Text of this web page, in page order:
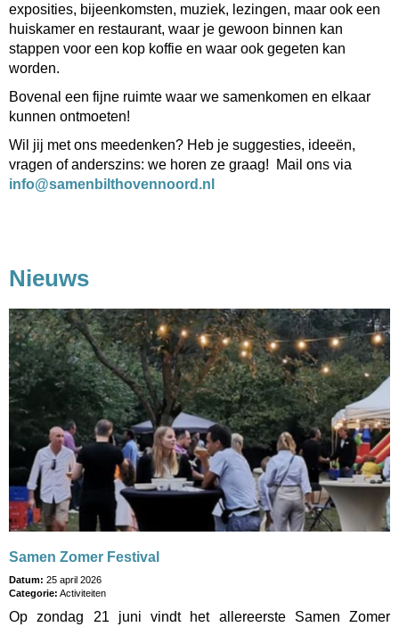
exposities, bijeenkomsten, muziek, lezingen, maar ook een
huiskamer en restaurant, waar je gewoon binnen kan
stappen voor een kop koffie en waar ook gegeten kan
worden.
Bovenal een fijne ruimte waar we samenkomen en elkaar
kunnen ontmoeten!
Wil jij met ons meedenken? Heb je suggesties, ideeën,
vragen of anderszins: we horen ze graag! Mail ons via
ofni@samenbilthovennoord.nl
Nieuws
Samen Zomer Festival
Datum: 25 april 2026
Categorie: Activiteiten
Op zondag 21 juni vindt het allereerste Samen Zomer